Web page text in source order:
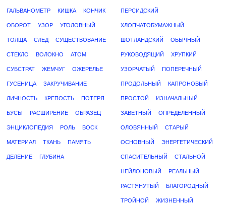
ГАЛЬВАНОМЕТР КИШКА КОНЧИК
ОБОРОТ УЗОР УГОЛОВНЫЙ
ТОЛЩА СЛЕД СУЩЕСТВОВАНИЕ
СТЕКЛО ВОЛОКНО АТОМ
СУБСТРАТ ЖЕМЧУГ ОЖЕРЕЛЬЕ
ГУСЕНИЦА ЗАКРУЧИВАНИЕ
ЛИЧНОСТЬ КРЕПОСТЬ ПОТЕРЯ
БУСЫ РАСШИРЕНИЕ ОБРАЗЕЦ
ЭНЦИКЛОПЕДИЯ РОЛЬ ВОСК
МАТЕРИАЛ ТКАНЬ ПАМЯТЬ
ДЕЛЕНИЕ ГЛУБИНА
ПЕРСИДСКИЙ
ХЛОПЧАТОБУМАЖНЫЙ
ШОТЛАНДСКИЙ ОБЫЧНЫЙ
РУКОВОДЯЩИЙ ХРУПКИЙ
УЗОРЧАТЫЙ ПОПЕРЕЧНЫЙ
ПРОДОЛЬНЫЙ КАПРОНОВЫЙ
ПРОСТОЙ ИЗНАЧАЛЬНЫЙ
ЗАВЕТНЫЙ ОПРЕДЕЛЕННЫЙ
ОЛОВЯННЫЙ СТАРЫЙ
ОСНОВНЫЙ ЭНЕРГЕТИЧЕСКИЙ
СПАСИТЕЛЬНЫЙ СТАЛЬНОЙ
НЕЙЛОНОВЫЙ РЕАЛЬНЫЙ
РАСТЯНУТЫЙ БЛАГОРОДНЫЙ
ТРОЙНОЙ ЖИЗНЕННЫЙ